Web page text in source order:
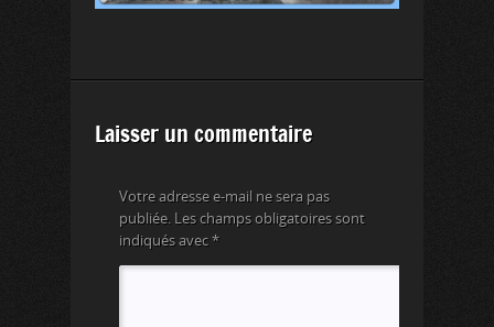
Laisser un commentaire
Votre adresse e-mail ne sera pas
publiée. Les champs obligatoires sont
indiqués avec *